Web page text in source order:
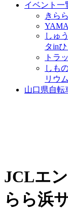
イベント一
きら
しゅ
タin
トラ
しも
リウム
山口県自転
JCLエ
らら浜